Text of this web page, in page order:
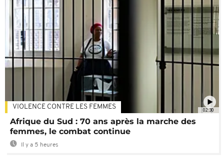
02:30
VIOLENCE CONTRE LES FEMMES
Afrique du Sud : 70 ans après la marche des
femmes, le combat continue
Il y a 5 heures